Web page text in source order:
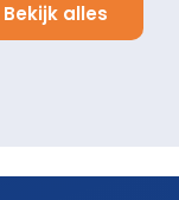
Bekijk alles